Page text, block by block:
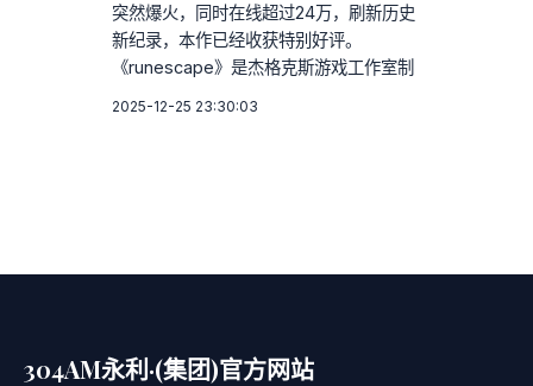
突然爆火，同时在线超过24万，刷新历史
新纪录，本作已经收获特别好评。
《runescape》是杰格克斯游戏工作室制
2025-12-25 23:30:03
304AM永利·(集团)官方网站